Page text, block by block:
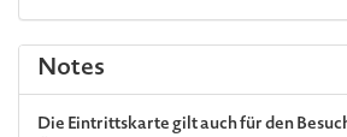
Notes
Die Eintrittskarte gilt auch für den